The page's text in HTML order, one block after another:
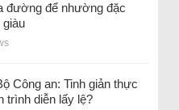
đường để nhường đặc
Công an: Tinh giản thực
trình diễn lấy lệ?